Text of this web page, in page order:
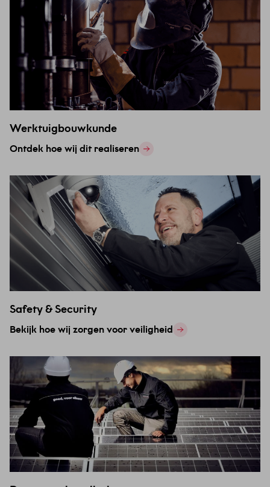
Werktuigbouwkunde
Ontdek hoe wij dit realiseren
Safety & Security
Bekijk hoe wij zorgen voor veiligheid